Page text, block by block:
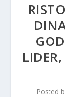
Posted